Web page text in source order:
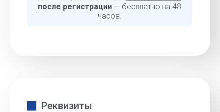
после регистрации — бесплатно на 48
часов.
Реквизиты